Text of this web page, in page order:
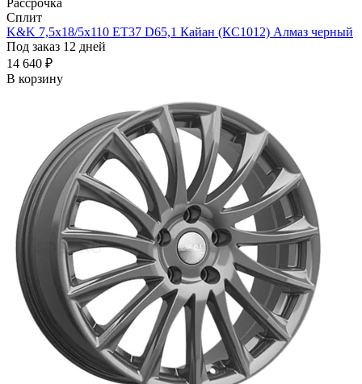
Сплит
K&K 7,5x18/5x110 ET37 D65,1 Кайан (КС1012) Алмаз черный
Под заказ 12 дней
14 640 ₽
В корзину